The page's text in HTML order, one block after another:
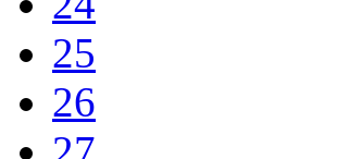
25
26